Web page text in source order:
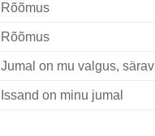
Rõõmus
Rõõmus
Jumal on mu valgus, särav
Issand on minu jumal